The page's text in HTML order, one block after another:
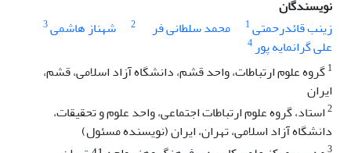
نویسندگان
زینب قائدرحمتی1 محمد سلطانی فر 2 شهناز هاشمی3
علی گرانمایه پور4
1گروه علوم ارتباطات، واحد قشم، دانشگاه آزاد اسلامی، قشم،
ایران
2استاد، گروه علوم ارتباطات اجتماعی، واحد علوم و تحقیقات،
دانشگاه آزاد اسلامی، تهران، ایران (نویسنده مسئول)